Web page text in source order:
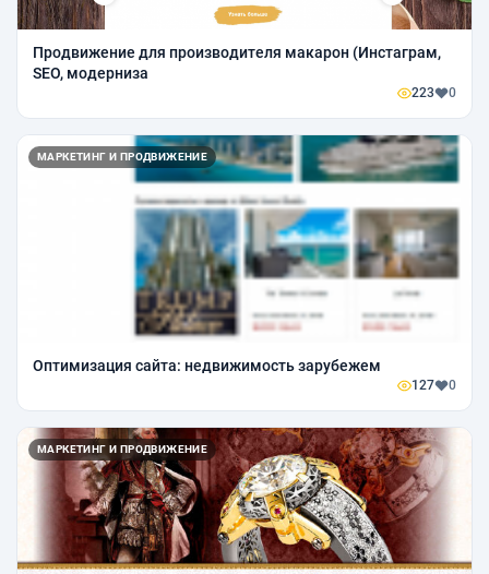
Продвижение для производителя макарон (Инстаграм,
SEO, модерниза
223 0
МАРКЕТИНГ И ПРОДВИЖЕНИЕ
Оптимизация сайта: недвижимость зарубежем
127 0
МАРКЕТИНГ И ПРОДВИЖЕНИЕ